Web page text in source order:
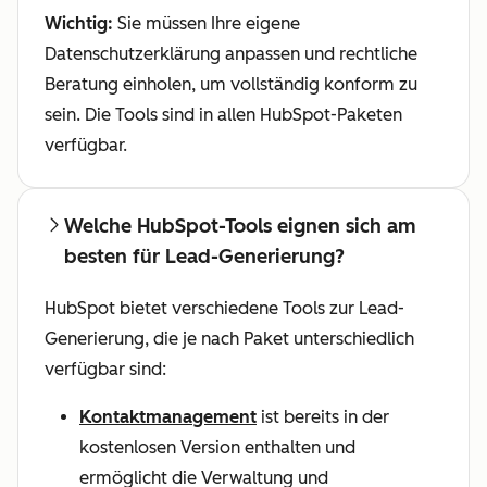
Wichtig: Sie müssen Ihre eigene
Datenschutzerklärung anpassen und rechtliche
Beratung einholen, um vollständig konform zu
sein. Die Tools sind in allen HubSpot-Paketen
verfügbar.
Welche HubSpot-Tools eignen sich am
besten für Lead-Generierung?
HubSpot bietet verschiedene Tools zur Lead-
Generierung, die je nach Paket unterschiedlich
verfügbar sind:
Kontaktmanagement ist bereits in der
kostenlosen Version enthalten und
ermöglicht die Verwaltung und